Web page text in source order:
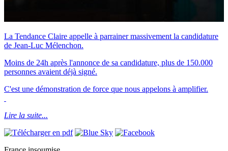
La Tendance Claire appelle à parrainer massivement la candidature
de Jean-Luc Mélenchon.
Moins de 24h après l'annonce de sa candidature, plus de 150.000
personnes avaient déjà signé.
C'est une démonstration de force que nous appelons à amplifier.
Lire la suite...